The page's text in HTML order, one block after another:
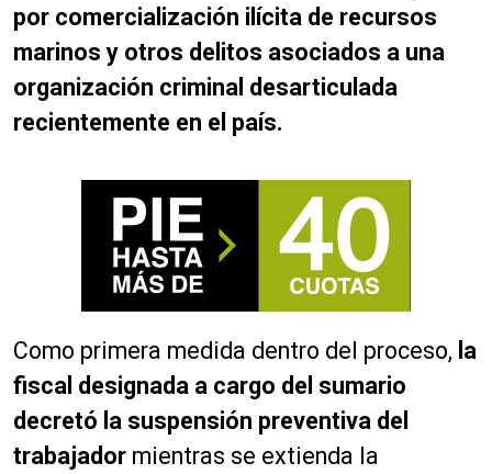
por comercialización ilícita de recursos
marinos y otros delitos asociados a una
organización criminal desarticulada
recientemente en el país.
Como primera medida dentro del proceso, la
fiscal designada a cargo del sumario
decretó la suspensión preventiva del
trabajador mientras se extienda la